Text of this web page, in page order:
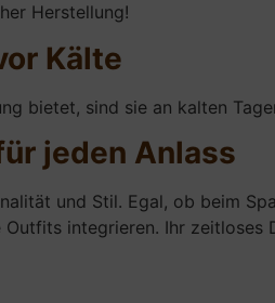
Herstellung!
Kälte
bietet, sind sie an kalten
jeden Anlass
und Stil. Egal, ob beim
integrieren. Ihr